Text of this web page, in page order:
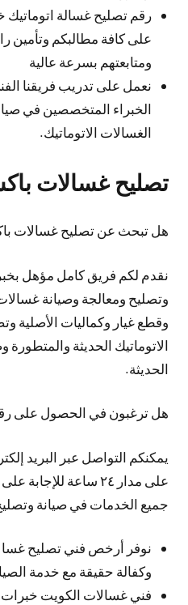
رقم تصليح غسالة اتوماتيك
على كافة مطالبكم وتأمين
ومتابعتهم بسرعة عالية
نعمل على تدريب فريقنا
الخبراء المتخصصين في
الغسالات الاتوماتيك.
تصليح غسالات
هل تبحث عن تصليح غسالات
نقدم لكم فريق كامل مؤهل
وتصليح ومعالجة وصيانة
وقطع غيار وكماليات الأصلية
الاتوماتيك الحديثة والمتطورة
الحديثة.
هل ترغبون في الحصول على
يمكنكم التواصل عبر البريد
على مدار ٢٤ ساعة
جميع الخدمات في صيانة
نوفر أرخص فني تصليح
وكفالة حقيقة مع خدمة
فني غسالات الكويت خبرات